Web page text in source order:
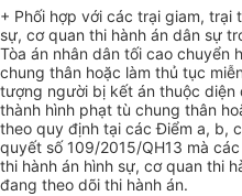
+ Phối hợp với các trại giam, trại
sự, cơ quan thi hành án dân sự
Tòa án nhân dân tối cao chuyển h
chung thân hoặc làm thủ tục
tượng người bị kết án thuộc
thành hình phạt tù chung thân
theo quy định tại các Điểm a, b,
quyết số 109/2015/QH13 mà
thi hành án hình sự, cơ quan thi
đang theo dõi thi hành án.